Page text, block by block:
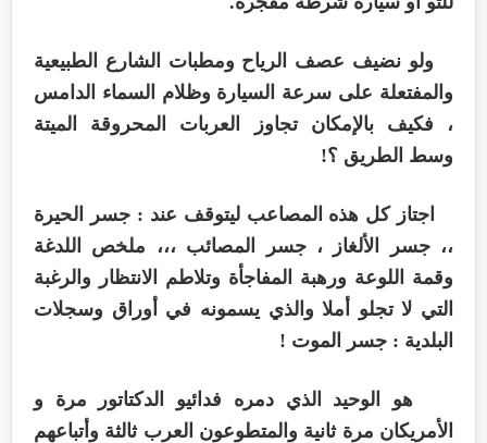
ولو نضيف عصف الرياح ومطبات الشارع الطبيعية
والمفتعلة على سرعة السيارة وظلام السماء الدامس
، فكيف بالإمكان تجاوز العربات المحروقة الميتة
وسط الطريق ؟!
اجتاز كل هذه المصاعب ليتوقف عند : جسر الحيرة
،، جسر الألغاز ، جسر المصائب ،،، ملخص اللدغة
وقمة اللوعة ورهبة المفاجأة وتلاطم الانتظار والرغبة
التي لا تجلو أملا والذي يسمونه في أوراق وسجلات
البلدية : جسر الموت !
هو الوحيد الذي دمره فدائيو الدكتاتور مرة و
الأمريكان مرة ثانية والمتطوعون العرب ثالثة وأتباعهم